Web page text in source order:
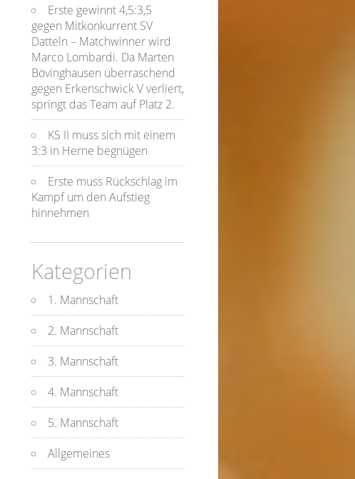
Erste gewinnt 4,5:3,5
gegen Mitkonkurrent SV
Datteln – Matchwinner wird
Marco Lombardi. Da Marten
Bövinghausen überraschend
gegen Erkenschwick V verliert,
springt das Team auf Platz 2.
KS II muss sich mit einem
3:3 in Herne begnügen
Erste muss Rückschlag im
Kampf um den Aufstieg
hinnehmen
Kategorien
1. Mannschaft
2. Mannschaft
3. Mannschaft
4. Mannschaft
5. Mannschaft
Allgemeines